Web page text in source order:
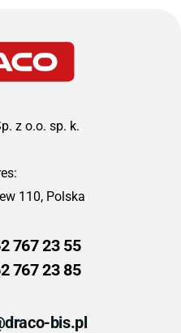
z o.o. sp. k.
110, Polska
767 23 55
767 23 85
bis.pl